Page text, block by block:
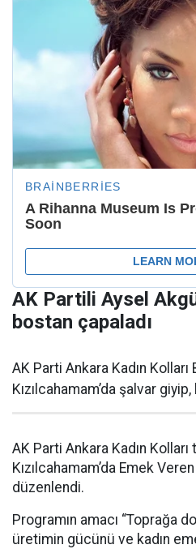
AK Partili Aysel
bostan çapaladı
AK Parti Ankara Kadın Kolları
Kızılcahamam’da şalvar
AK Parti Ankara Kadın Kolları
Kızılcahamam’da Emek
düzenlendi.
Programın amacı “Toprağa
üretimin gücünü ve kadın